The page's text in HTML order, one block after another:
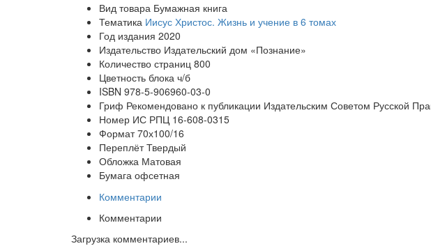
Вид товара Бумажная книга
Тематика Иисус Христос. Жизнь и учение в 6 томах
Год издания 2020
Издательство Издательский дом «Познание»
Количество страниц 800
Цветность блока ч/б
ISBN 978-5-906960-03-0
Гриф Рекомендовано к публикации Издательским Советом Русской
Номер ИС РПЦ 16-608-0315
Формат 70х100/16
Переплёт Твердый
Обложка Матовая
Бумага офсетная
Комментарии
Комментарии
Загрузка комментариев...